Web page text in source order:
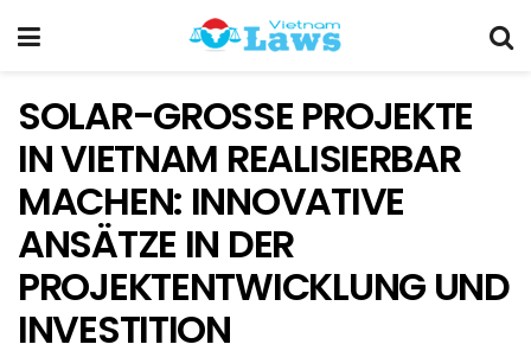
SOLAR-GROSSE PROJEKTE
IN VIETNAM REALISIERBAR
MACHEN: INNOVATIVE
ANSÄTZE IN DER
PROJEKTENTWICKLUNG UND
INVESTITION